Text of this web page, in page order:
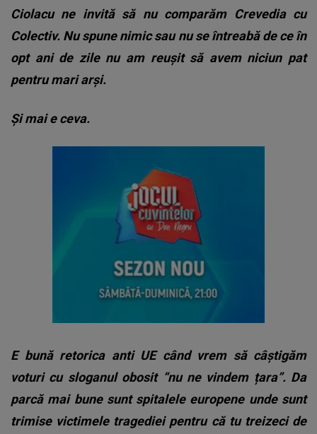
Ciolacu ne invită să nu comparăm Crevedia cu
Colectiv. Nu spune nimic sau nu se întreabă de ce în
opt ani de zile nu am reușit să avem niciun pat
pentru mari arși.
Și mai e ceva.
E bună retorica anti UE când vrem să câștigăm
voturi cu sloganul obosit “nu ne vindem țara”. Da
parcă mai bune sunt spitalele europene unde sunt
trimise victimele tragediei pentru că tu treizeci de